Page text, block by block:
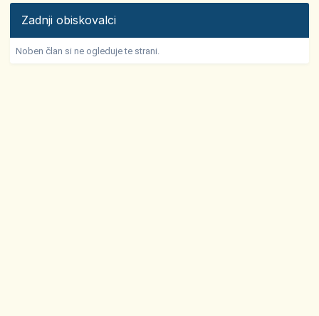
Zadnji obiskovalci
Noben član si ne ogleduje te strani.